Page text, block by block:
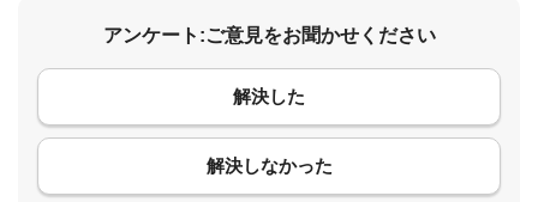
アンケート:ご意見をお聞かせください
解決した
解決しなかった
コメント